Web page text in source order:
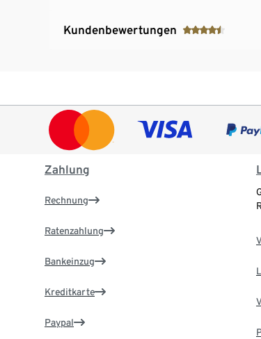
Kundenbewertungen
Zahlung
Rechnung
Ratenzahlung
Bankeinzug
Kreditkarte
Paypal